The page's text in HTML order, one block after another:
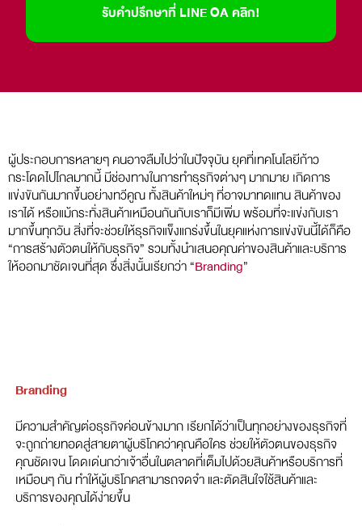
รับคำปรึกษาที่ LINE OA คลิก!
ผู้ประกอบการหลายๆ คนอาจลืมไปว่าในปัจจุบัน ยุคที่เทคโนโลยีก้าว
กระโดดไปไกลมากนี้ มีช่องทางในการทำธุรกิจต่างๆ มากมาย เกิดการ
แข่งขันกันมากขึ้นอย่างทวีคูณ ทั้งสินค้าใหม่ๆ ที่อาจมาทดแทน สินค้าของ
เราได้ หรือแม้กระทั่งสินค้าเหมือนกันกับเราก็มีเพิ่ม พร้อมที่จะแข่งกับเรา
มากขึ้นทุกวัน สิ่งที่จะช่วยให้ธุรกิจแข็งแกร่งขึ้นในยุคแห่งการแข่งขันนี้ได้ก็คือ
“การสร้างตัวตนให้กับธุรกิจ” รวมทั้งนำเสนอคุณค่าของสินค้าและบริการ
ให้ออกมาชัดเจนที่สุด ซึ่งสิ่งนั้นเรียกว่า “Branding”
Branding
มีความสำคัญต่อธุรกิจค่อนข้างมาก เรียกได้ว่าเป็นทุกอย่างของธุรกิจที่
จะถูกถ่ายทอดสู่สายตาผู้บริโภคว่าคุณคือใคร ช่วยให้ตัวตนของธุรกิจ
คุณชัดเจน โดดเด่นกว่าเจ้าอื่นในตลาดที่เต็มไปด้วยสินค้าหรือบริการที่
เหมือนๆ กัน ทำให้ผู้บริโภคสามารถจดจำ และตัดสินใจใช้สินค้าและ
บริการของคุณได้ง่ายขึ้น